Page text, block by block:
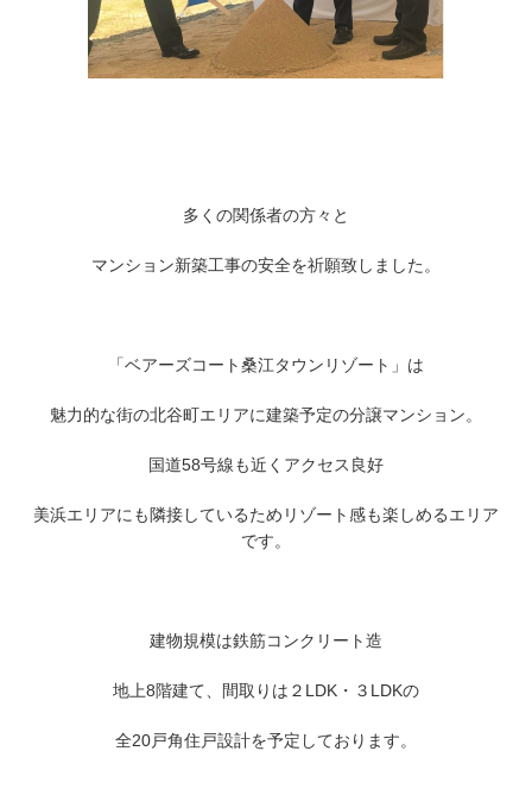
多くの関係者の方々と
マンション新築工事の安全を祈願致しました。
「ベアーズコート桑江タウンリゾート」は
魅力的な街の北谷町エリアに建築予定の分譲マンション。
国道58号線も近くアクセス良好
美浜エリアにも隣接しているためリゾート感も楽しめるエリア
です。
建物規模は鉄筋コンクリート造
地上8階建て、間取りは２LDK・３LDKの
全20戸角住戸設計を予定しております。